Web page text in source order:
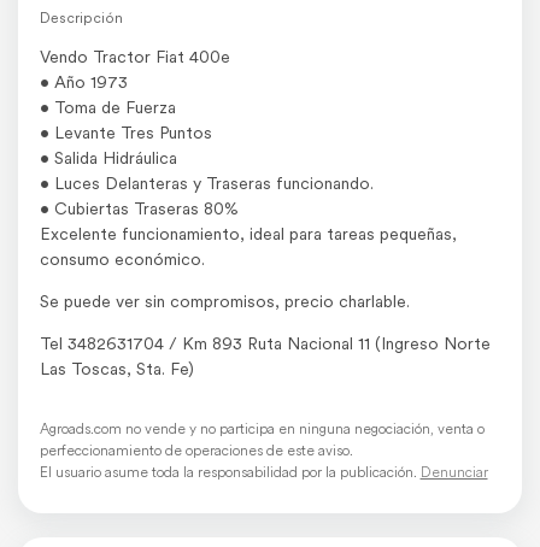
Descripción
Vendo Tractor Fiat 400e
• Año 1973
• Toma de Fuerza
• Levante Tres Puntos
• Salida Hidráulica
• Luces Delanteras y Traseras funcionando.
• Cubiertas Traseras 80%
Excelente funcionamiento, ideal para tareas pequeñas,
consumo económico.
Se puede ver sin compromisos, precio charlable.
Tel 3482631704 / Km 893 Ruta Nacional 11 (Ingreso Norte
Las Toscas, Sta. Fe)
Agroads.com no vende y no participa en ninguna negociación, venta o
perfeccionamiento de operaciones de este aviso.
El usuario asume toda la responsabilidad por la publicación. Denunciar